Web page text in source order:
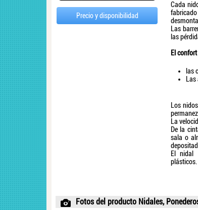
Precio y disponibilidad
Cada
Las
las
El
las
Los
La
De la
sala o
El nidal
plásticos.
Fotos del producto Nidales,